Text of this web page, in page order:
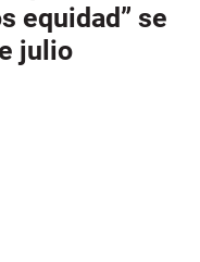
equidad” se
julio